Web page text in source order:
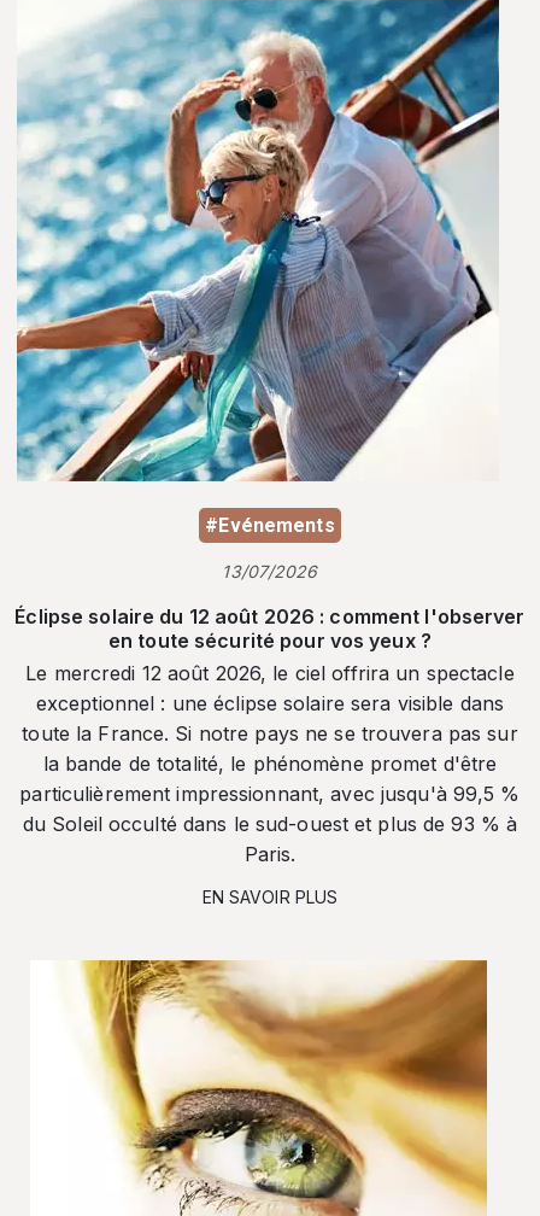
#Evénements
13/07/2026
Éclipse solaire du 12 août 2026 : comment l'observer
en toute sécurité pour vos yeux ?
Le mercredi 12 août 2026, le ciel offrira un spectacle
exceptionnel : une éclipse solaire sera visible dans
toute la France. Si notre pays ne se trouvera pas sur
la bande de totalité, le phénomène promet d'être
particulièrement impressionnant, avec jusqu'à 99,5 %
du Soleil occulté dans le sud-ouest et plus de 93 % à
Paris.
EN SAVOIR PLUS